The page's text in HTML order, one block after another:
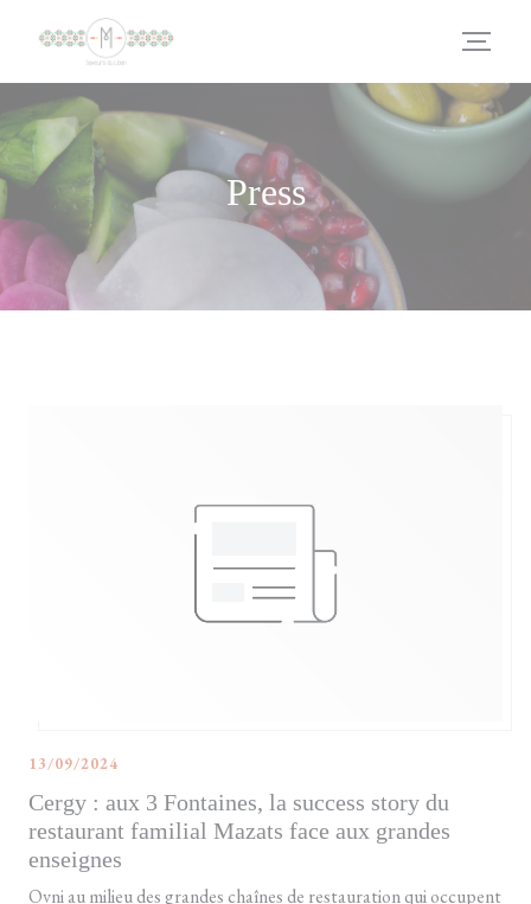
Personalizing your cookie choices
Press
Cergy : aux 3 Fontaines, la success story du
restaurant familial Mazats face aux grandes
enseignes
13/09/2024
Ovni au milieu des grandes chaînes de restauration qui occupent